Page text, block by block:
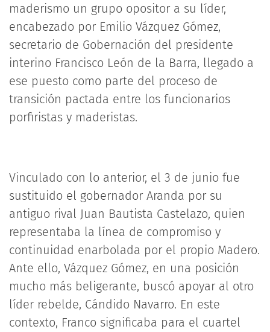
maderismo un grupo opositor a su líder,
encabezado por Emilio Vázquez Gómez,
secretario de Gobernación del presidente
interino Francisco León de la Barra, llegado a
ese puesto como parte del proceso de
transición pactada entre los funcionarios
porfiristas y maderistas.
Vinculado con lo anterior, el 3 de junio fue
sustituido el gobernador Aranda por su
antiguo rival Juan Bautista Castelazo, quien
representaba la línea de compromiso y
continuidad enarbolada por el propio Madero.
Ante ello, Vázquez Gómez, en una posición
mucho más beligerante, buscó apoyar al otro
líder rebelde, Cándido Navarro. En este
contexto, Franco significaba para el cuartel